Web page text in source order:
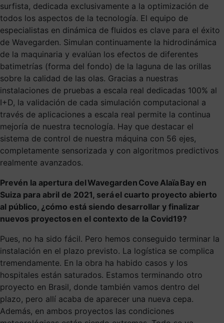
surfista, dedicada exclusivamente a la optimización de
todos los aspectos de la tecnología. El equipo de
especialistas en dinámica de fluidos es clave para el éxito
de Wavegarden. Simulan continuamente la hidrodinámica
de la maquinaria y evalúan los efectos de diferentes
batimetrías (forma del fondo) de la laguna de las orillas
sobre la calidad de las olas. Gracias a nuestras
instalaciones de pruebas a escala real dedicadas 100% al
I+D, la validación de cada simulación computacional a
través de aplicaciones a escala real permite la continua
mejoría de nuestra tecnología. Hay que destacar el
sistema de control de nuestra máquina con 56 ejes,
completamente sensorizada y con algoritmos predictivos
realmente avanzados.
Prevén la apertura del Wavegarden Cove Alaïa Bay en
Suiza para abril de 2021, será el cuarto proyecto abierto
al público, ¿cómo está siendo desarrollar y finalizar
nuevos proyectos en el contexto de la Covid19?
Pues, no ha sido fácil. Pero hemos conseguido terminar la
instalación en el plazo previsto. La logística se complica
tremendamente. En la obra ha habido casos y los
hospitales están saturados. Estamos terminando otro
proyecto en Brasil, donde también vamos dentro del
plazo, pero allí acaba de aparecer una nueva cepa.
Además, en ambos proyectos las condiciones